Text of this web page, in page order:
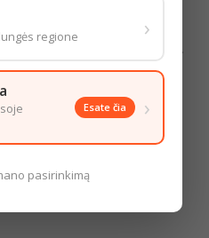
nenugriebto PIENO milteliai,
riebalai, emulsikliai (SOJŲ
kvapioji medžiaga vanilinas),
RIEŠUTAI (100%)).
regione ›
Esate čia ›
pasirinkimą